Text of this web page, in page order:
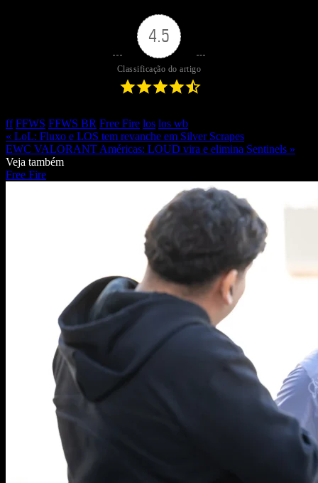
4.5
Classificação do artigo
ff FFWS FFWS BR Free Fire los los wb
« LoL: Fluxo e LOS tem revanche em Silver Scrapes
EWC VALORANT Américas: LOUD vira e elimina Sentinels »
Veja também
Free Fire